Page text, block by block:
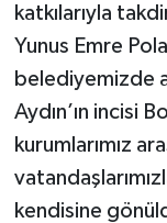
katkılarıyla
Yunus Emre
belediyemizde
Aydın’ın incisi
kurumlarımız
kendisine